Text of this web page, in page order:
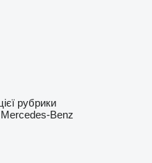
рубрики
Mercedes-Benz